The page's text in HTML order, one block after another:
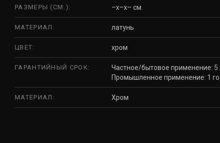
РАЗМЕРЫ (СМ.): –x–x– см.
МАТЕРИАЛ: латунь
ЦВЕТ: хром
ГАРАНТИЙНЫЙ СРОК:
Частное/бытовое применение: 5
Промышленное применение: 1
МАТЕРИАЛ: Хром